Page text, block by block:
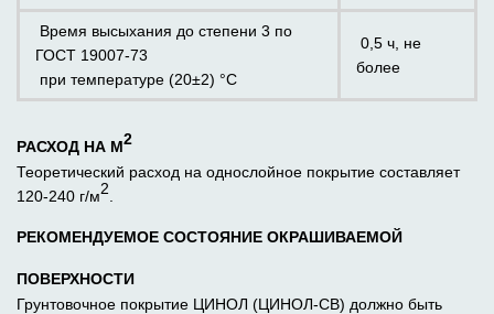
Время высыхания до степени 3 по
ГОСТ 19007-73
при температуре (20±2) °С
0,5 ч, не
более
РАСХОД НА М2
Теоретический расход на однослойное покрытие составляет
120-240 г/м2
РЕКОМЕНДУЕМОЕ СОСТОЯНИЕ ОКРАШИВАЕМОЙ
ПОВЕРХНОСТИ
Грунтовочное покрытие ЦИНОЛ (ЦИНОЛ-СВ) должно быть